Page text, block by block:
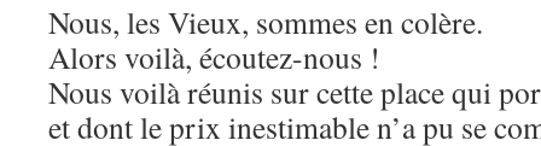
Nous, les Vieux, sommes en colère.
Alors voilà, écoutez-nous !
Nous voilà réunis sur cette place qui
et dont le prix inestimable n’a pu se